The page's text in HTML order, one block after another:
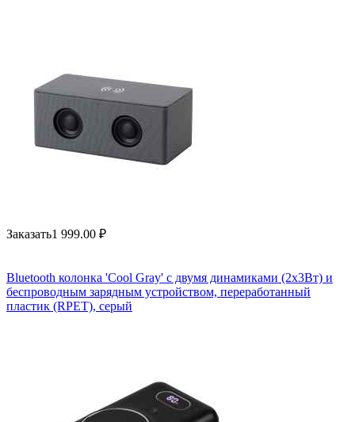
Заказать1 999.00 ₽
Bluetooth колонка 'Cool Gray' с двумя динамиками (2х3Вт) и
беспроводным зарядным устройством, переработанный
пластик (RPET), серый